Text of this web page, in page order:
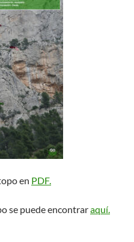
en PDF.
se puede encontraraquí.
d’Or